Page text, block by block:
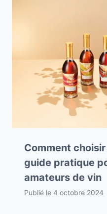
Comment
guide pratique
amateurs de vin
Publié le 4 octobre 2024